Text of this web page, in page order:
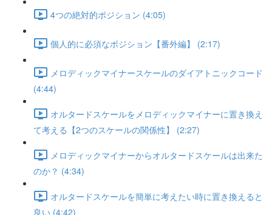
4つの絶対的ポジション (4:05)
個人的に必須なポジション【番外編】 (2:17)
メロディックマイナースケールのダイアトニックコード
(4:44)
オルタードスケールをメロディックマイナーに置き換え
て考える【2つのスケールの関係性】 (2:27)
メロディックマイナーからオルタードスケールは出来た
のか？ (4:34)
オルタードスケールを簡単に考えたい時に置き換えると
良い (4:42)